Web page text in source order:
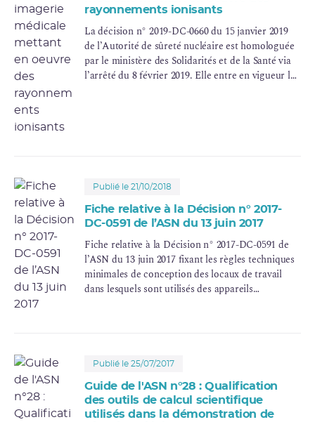
rayonnements ionisants
La décision n° 2019-DC-0660 du 15 janvier 2019
de l’Autorité de sûreté nucléaire est homologuée
par le ministère des Solidarités et de la Santé via
l’arrêté du 8 février 2019. Elle entre en vigueur le
Publié le 21/10/2018
Fiche relative à la Décision n° 2017-
DC-0591 de l’ASN du 13 juin 2017
Fiche relative à la Décision n° 2017-DC-0591 de
l’ASN du 13 juin 2017 fixant les règles techniques
minimales de conception des locaux de travail
dans lesquels sont utilisés des appareils
Publié le 25/07/2017
Guide de l'ASN n°28 : Qualification
des outils de calcul scientifique
utilisés dans la démonstration de